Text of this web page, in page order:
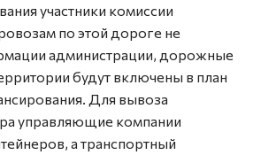
участники комиссии
по этой дороге не
администрации, дорожные
будут включены в план
Для вывоза
управляющие компании
а транспортный